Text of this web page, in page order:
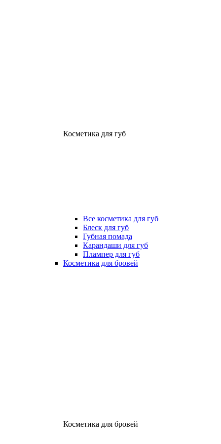
Косметика для губ
Все косметика для губ
Блеск для губ
Губная помада
Карандаши для губ
Плампер для губ
Косметика для бровей
Косметика для бровей